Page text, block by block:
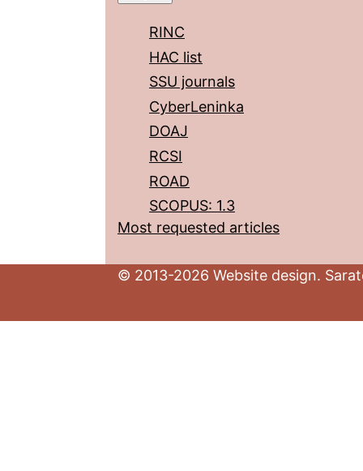
RINC
HAC list
SSU journals
CyberLeninka
DOAJ
RCSI
ROAD
SCOPUS: 1.3
Most requested articles
© 2013-2026 Website design.